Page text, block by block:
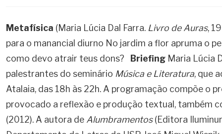
Metafísica (Maria Lúcia Dal Farra. Livro de Auras,
para o manancial diurno No jardim a flor apruma o
como devo atrair teus dons? Briefing Maria Lúcia
palestrantes do seminário Música e Literatura, que
Atalaia, das 18h às 22h. A programação compõe o
provocado a reflexão e produção textual, também
(2012). A autora de Alumbramentos(Editora